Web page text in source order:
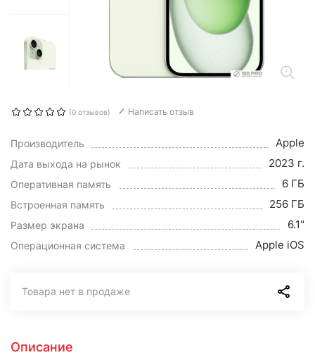
(0 отзывов) Написать отзыв
Производитель Apple
Дата выхода на рынок 2023 г.
Оперативная память 6 ГБ
Встроенная память 256 ГБ
Размер экрана 6.1"
Операционная система Apple iOS
Товара нет в продаже
Описание